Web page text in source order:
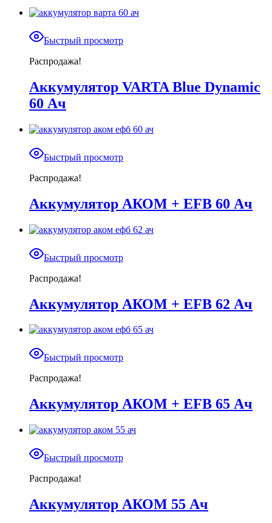
Быстрый просмотр
Распродажа!
Аккумулятор VARTA Blue Dynamic
60 Ач
Быстрый просмотр
Распродажа!
Аккумулятор АКОМ + EFB 60 Ач
Быстрый просмотр
Распродажа!
Аккумулятор АКОМ + EFB 62 Ач
Быстрый просмотр
Распродажа!
Аккумулятор АКОМ + EFB 65 Ач
Быстрый просмотр
Распродажа!
Аккумулятор АКОМ 55 Ач